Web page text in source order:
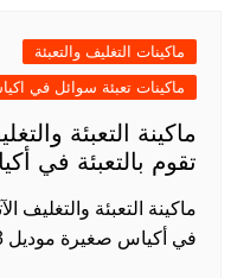
ماكينات التغليف والتعبئة
ماكينات تعبئة سوائل في
ماكينة التعبئة
تقوم بالتعبئة في
ماكينة التعبئة والتغليف
في أكياس صغيرة موديل 503 ماركة مهندس منسي